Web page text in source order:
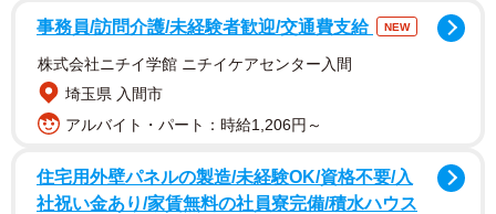
1枚目の写真では、白い花々の向こうから神楽ちゃんがひょ
っこりと顔を出し、口元を少し開けて明るい表情を浮かべ
ています。背景のウッドフェンスや爽やかな飾り付けも相
まって、まさに理想的なお出かけショットです。
事務員/訪問介護/未経験者歓迎/交通費支給 NEW
株式会社ニチイ学館 ニチイケアセンター入間
埼玉県 入間市
アルバイト・パート：時給1,206円～
住宅用外壁パネルの製造/未経験OK/資格不要/入
社祝い金あり/家賃無料の社員寮完備/積水ハウス